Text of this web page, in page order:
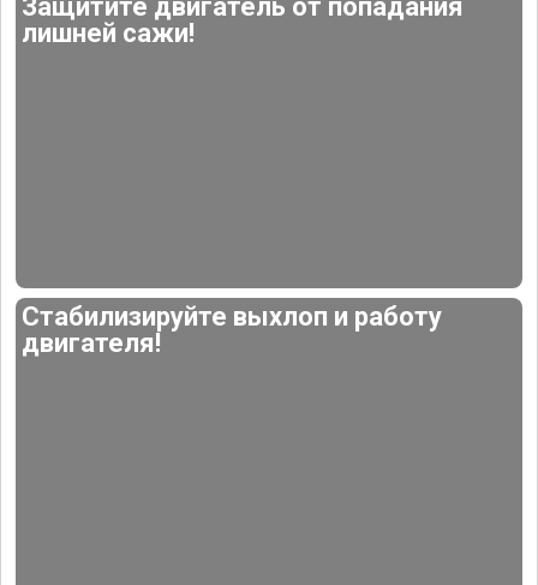
Защитите двигатель от попадания
лишней сажи!
Стабилизируйте выхлоп и работу
двигателя!